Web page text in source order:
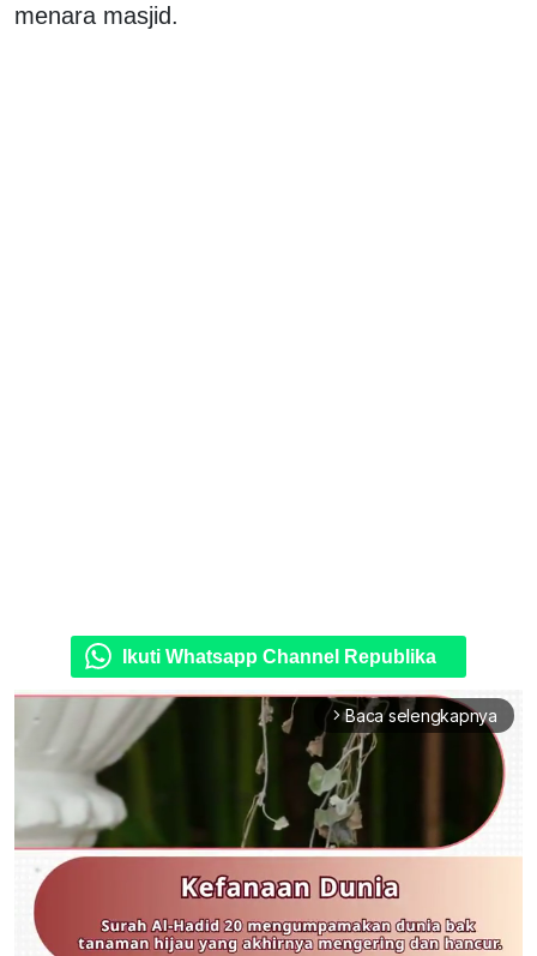
menara masjid.
Ikuti Whatsapp Channel Republika
arrow_forward_ios Baca selengkapnya